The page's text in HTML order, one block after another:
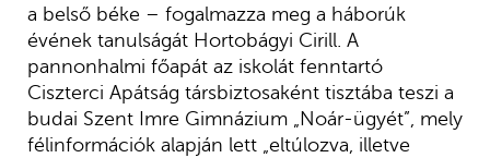
a belső béke – fogalmazza meg a háborúk
évének tanulságát Hortobágyi Cirill. A
pannonhalmi főapát az iskolát fenntartó
Ciszterci Apátság társbiztosaként tisztába teszi a
budai Szent Imre Gimnázium „Noár-ügyét”, mely
félinformációk alapján lett „eltúlozva, illetve